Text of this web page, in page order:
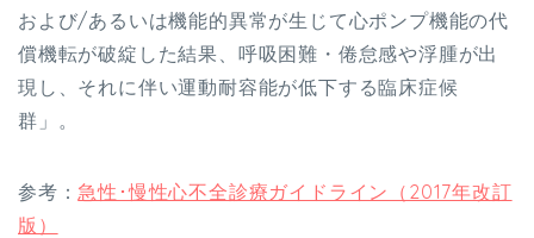
および/あるいは機能的異常が生じて心ポンプ機能の代
償機転が破綻した結果、呼吸困難・倦怠感や浮腫が出
現し、それに伴い運動耐容能が低下する臨床症候
群」。
参考： 急性･慢性心不全診療ガイドライン（2017年改訂
版）